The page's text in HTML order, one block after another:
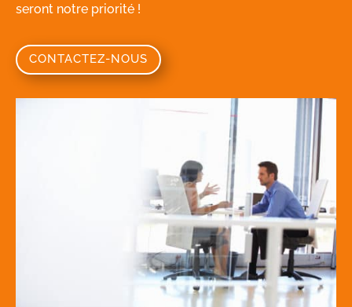
seront notre priorité !
CONTACTEZ-NOUS